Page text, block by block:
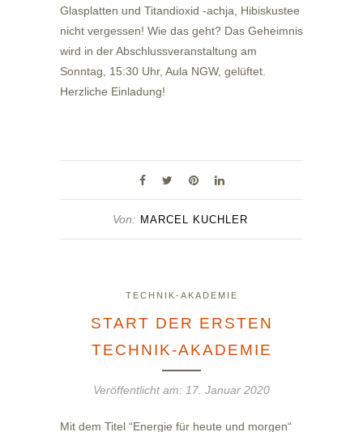
Glasplatten und Titandioxid -achja, Hibiskustee
nicht vergessen! Wie das geht? Das Geheimnis
wird in der Abschlussveranstaltung am
Sonntag, 15:30 Uhr, Aula NGW, gelüftet.
Herzliche Einladung!
Von: MARCEL KUCHLER
TECHNIK-AKADEMIE
START DER ERSTEN
TECHNIK-AKADEMIE
Veröffentlicht am: 17. Januar 2020
Mit dem Titel “Energie für heute und morgen“